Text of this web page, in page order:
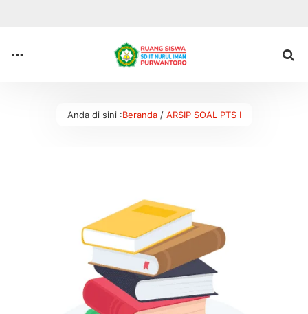
Anda di sini :Beranda/ ARSIP SOAL PTS I